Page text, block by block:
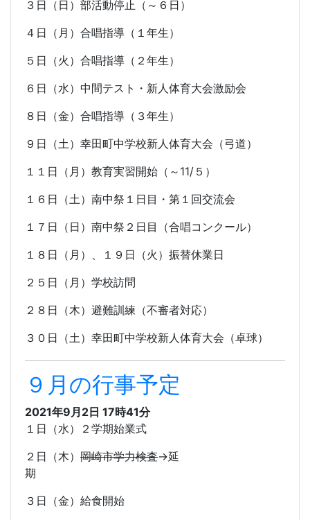
３日（日）部活動停止（～６日）
４日（月）合唱指導（１年生）
５日（火）合唱指導（２年生）
６日（水）中間テスト・新人体育大会激励会
８日（金）合唱指導（３年生）
９日（土）幸田町中学校新人体育大会（弓道）
１１日（月）教育実習開始（～ 11/ ５）
１６日（土）南中祭１日目・第１回交流会
１７日（日）南中祭２日目（合唱コンクール）
１８日（月）、１９日（火）振替休業日
２５日（月）学校訪問
２８日（木）避難訓練（不審者対応）
３０日（土）幸田町中学校新人体育大会（卓球）
９月の行事予定
2021年9月2日 17時41分
１日（水）２学期始業式
２日（木） 岡崎市学力検査→延
期
３日（金）給食開始